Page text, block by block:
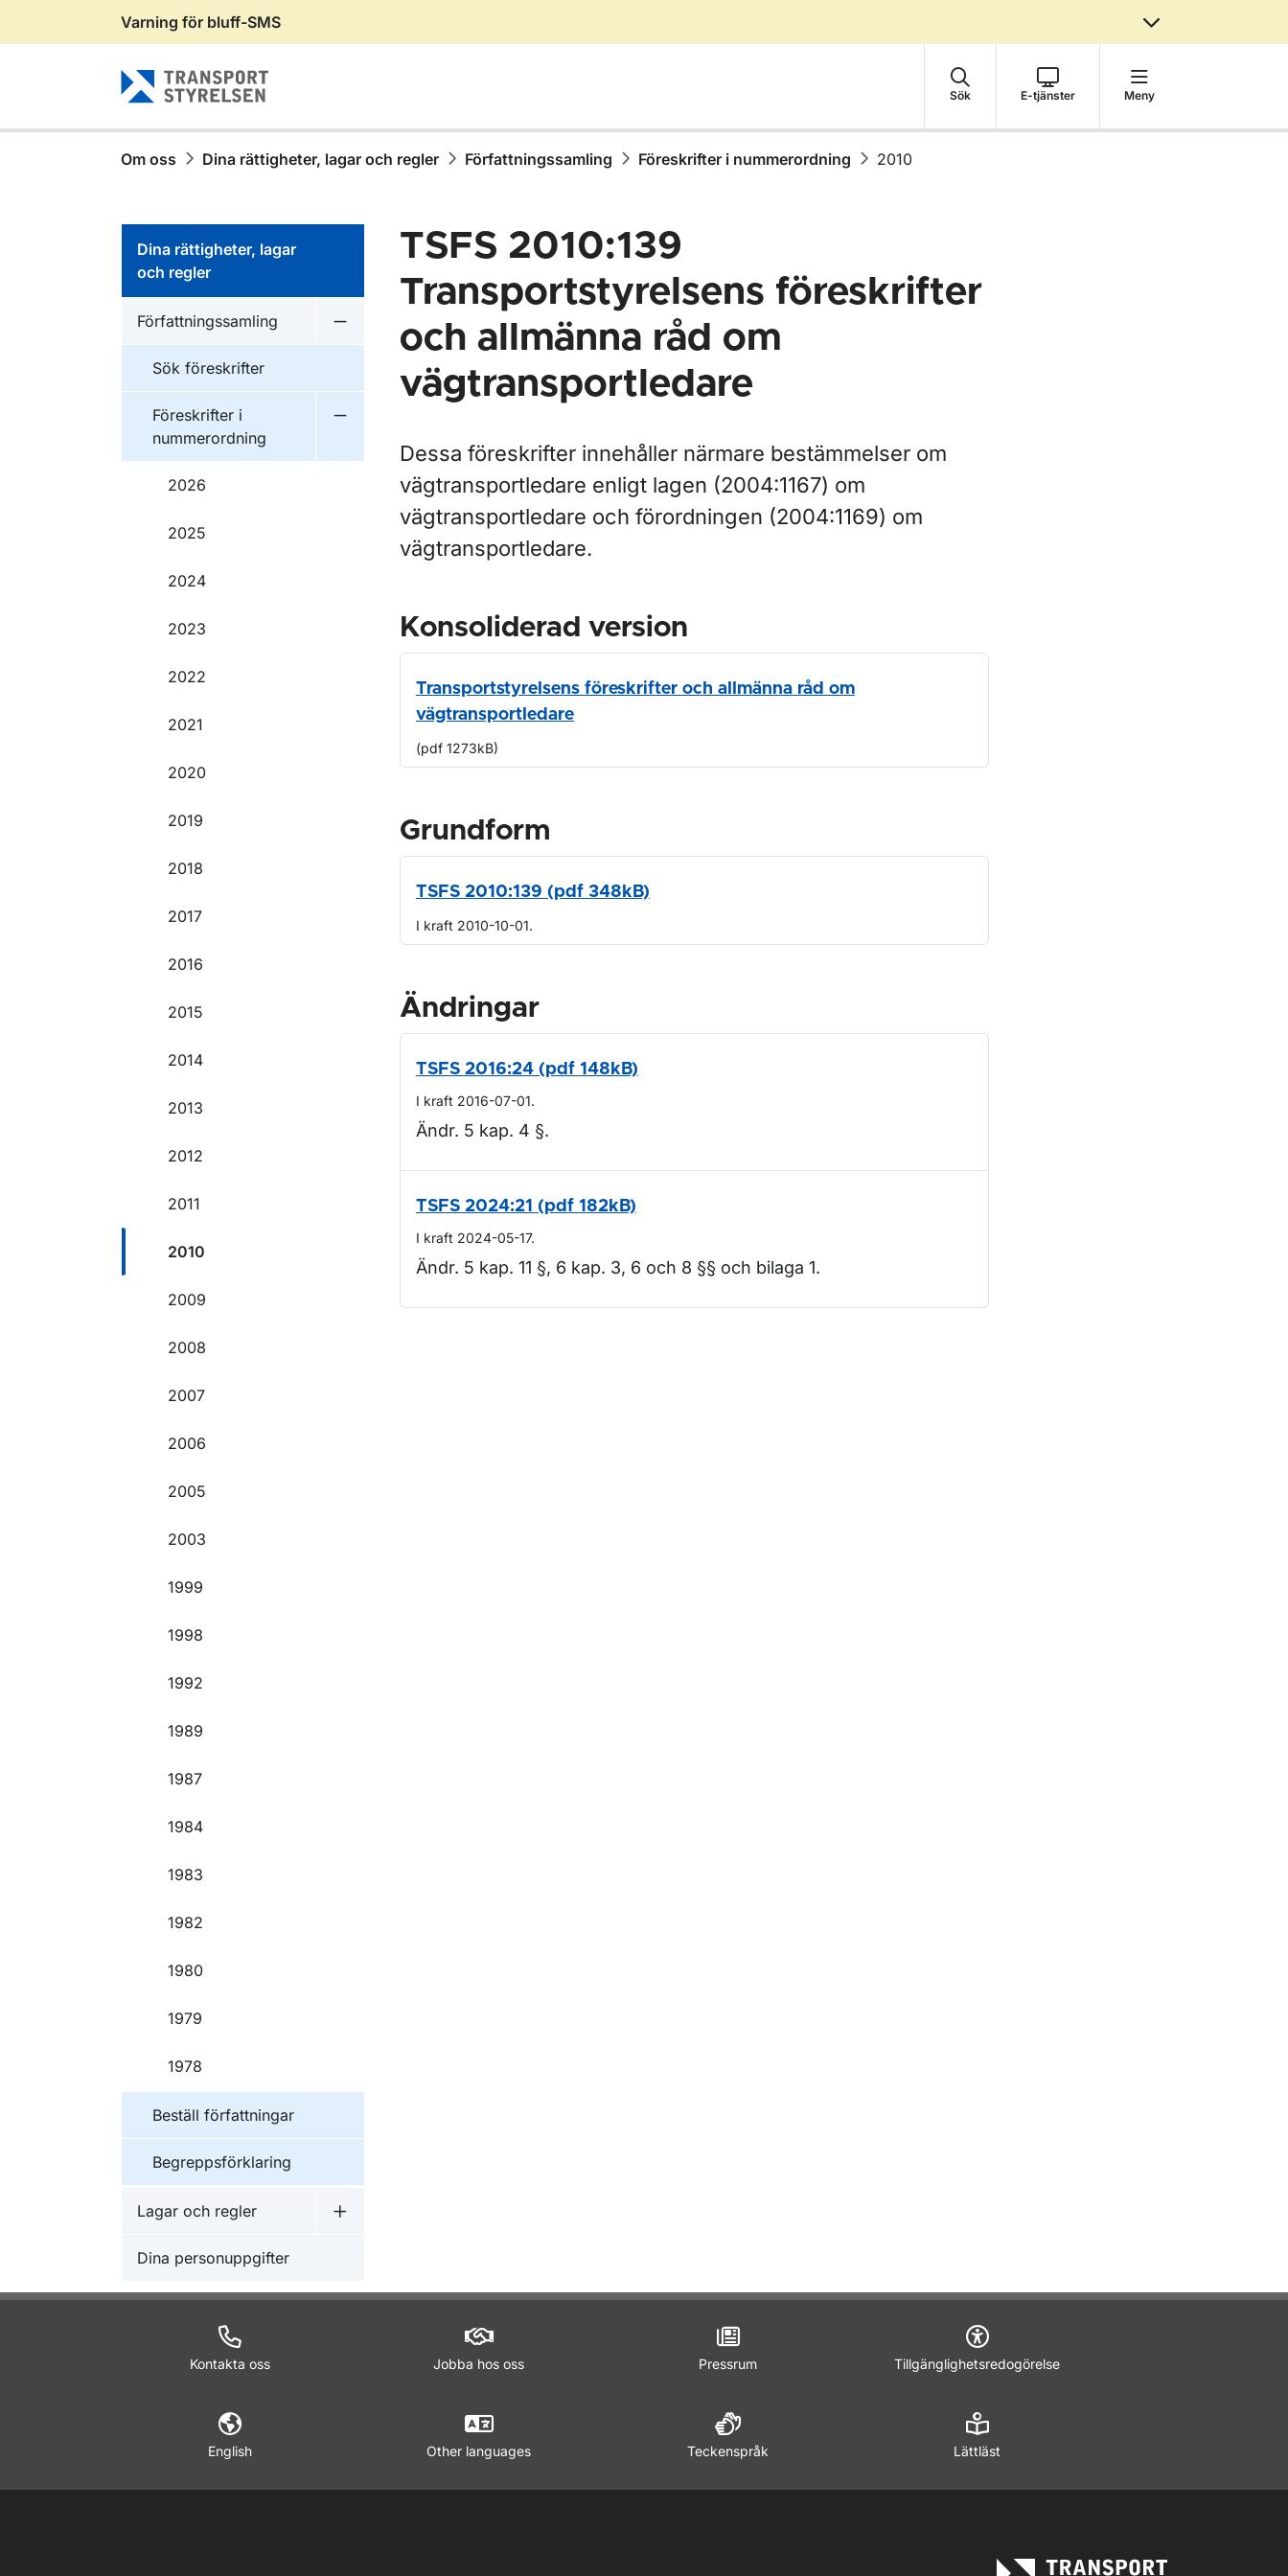
Gå till sidans innehåll
Varning för bluff-SMS
Sök E-tjänster Meny
Om oss Dina rättigheter, lagar och regler Författningssamling Föreskrifter i nummerordning 2010
Dina rättigheter, lagar
och regler
Författningssamling
Undermeny för Författningssamling
Sök föreskrifter
Föreskrifter i
nummerordning
2026
2025
2024
2023
2022
2021
2020
2019
2018
2017
2016
2015
2014
2013
2012
2011
2010
2009
2008
2007
2006
2005
2003
1999
1998
1992
1989
1987
1984
1983
1982
1980
1979
1978
Beställ författningar
Begreppsförklaring
Lagar och regler
Undermeny för Lagar och regler
Dina personuppgifter
TSFS 2010:139
Transportstyrelsens föreskrifter
och allmänna råd om
vägtransportledare
Dessa föreskrifter innehåller närmare bestämmelser om
vägtransportledare enligt lagen (2004:1167) om
vägtransportledare och förordningen (2004:1169) om
vägtransportledare.
Konsoliderad version
Transportstyrelsens föreskrifter och allmänna råd om
vägtransportledare
(pdf 1273kB)
Grundform
TSFS 2010:139 (pdf 348kB)
I kraft 2010-10-01.
Ändringar
TSFS 2016:24 (pdf 148kB)
I kraft 2016-07-01.
Ändr. 5 kap. 4 §.
TSFS 2024:21 (pdf 182kB)
I kraft 2024-05-17.
Ändr. 5 kap. 11 §, 6 kap. 3, 6 och 8 §§ och bilaga 1.
Kontakta oss Jobba hos oss Pressrum Tillgänglighetsredogörelse
English Other languages Teckenspråk Lättläst